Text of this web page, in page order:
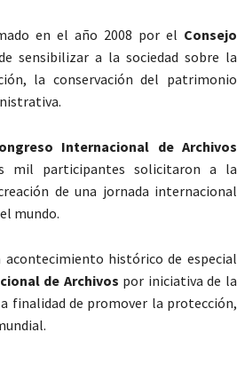
en el año 2008 por el Consejo
sensibilizar a la sociedad sobre la
la conservación del patrimonio
Internacional de Archivos
mil participantes solicitaron a la
de una jornada internacional
mundo.
acontecimiento histórico de especial
de Archivos por iniciativa de la
finalidad de promover la protección,